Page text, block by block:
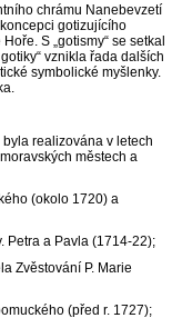
chrámu Nanebevzetí
gotizujícího
S „gotismy“ se setkal
vznikla řada dalších
symbolické myšlenky.
realizována v letech
městech a
(okolo 1720) a
Petra a Pavla (1714-22);
Zvěstování P. Marie
(před r. 1727);